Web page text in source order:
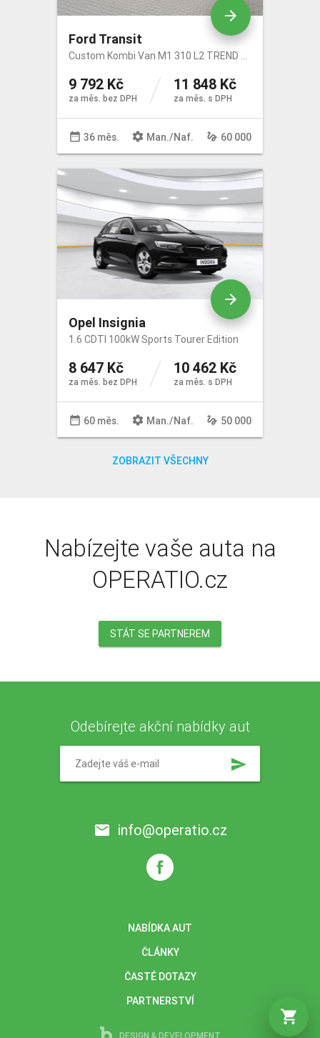
Ford Transit
Custom Kombi Van M1 310 L2 TREND 2.0 EcoBlue 96kW/130k/385Nm
9 792 Kč
za měs. bez DPH
11 848 Kč
za měs. s DPH
date_range 36 měs. settings Man./Naf. gesture 60 000
arrow_forward
Opel Insignia
1.6 CDTI 100kW Sports Tourer Edition
8 647 Kč
za měs. bez DPH
10 462 Kč
za měs. s DPH
date_range 60 měs. settings Man./Naf. gesture 50 000
arrow_forward
ZOBRAZIT VŠECHNY
shopping_cart
Nabízejte vaše auta na
OPERATIO.cz
STÁT SE PARTNEREM
Odebírejte akční nabídky aut
send
email info@operatio.cz
NABÍDKA AUT
ČLÁNKY
ČASTÉ DOTAZY
PARTNERSTVÍ
DESIGN & DEVELOPMENT